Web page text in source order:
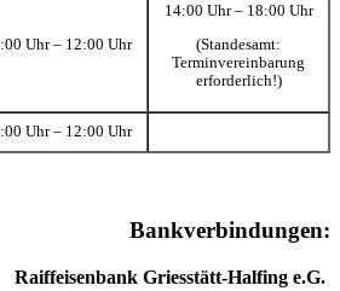
Uhr – 12:00 Uhr
14:00 Uhr – 18:00 Uhr
(Standesamt:
Terminvereinbarung
erforderlich!)
Uhr – 12:00 Uhr
Bankverbindungen:
Raiffeisenbank Griesstätt-Halfing e.G.